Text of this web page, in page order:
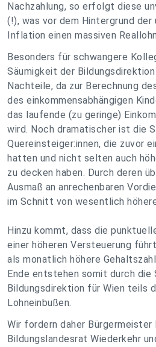
Nachzahlung, so erfolgt diese
(!), was vor dem Hintergrund der
Inflation einen massiven
Besonders für schwangere
Säumigkeit der
Nachteile, da zur Berechnung
des einkommensabhängigen
das laufende (zu geringe)
wird. Noch dramatischer ist die
Quereinsteiger:innen, die zuvor
hatten und nicht selten auch
zu decken haben. Durch deren
Ausmaß an anrechenbaren
im Schnitt von wesentlich
Hinzu kommt, dass die
einer höheren Versteuerung führt
als monatlich höhere
Ende entstehen somit durch die
Bildungsdirektion für Wien teils
Lohneinbußen.
Wir fordern daher Bürgermeister
Bildungslandesrat Wiederkehr